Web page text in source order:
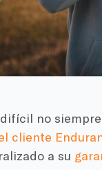
no
cliente
a su